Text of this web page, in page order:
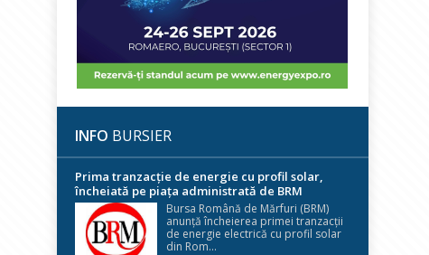
INFO BURSIER
Prima tranzacție de energie cu profil solar,
încheiată pe piața administrată de BRM
Bursa Română de Mărfuri (BRM)
anunță încheierea primei tranzacții
de energie electrică cu profil solar
din Rom...